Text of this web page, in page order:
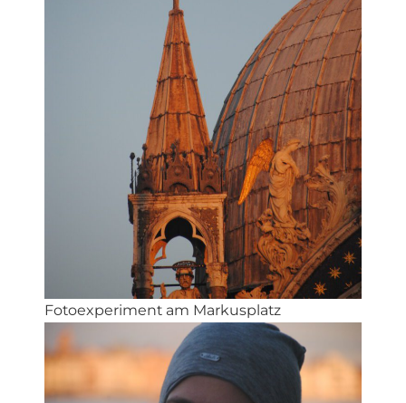
Fotoexperiment am Markusplatz